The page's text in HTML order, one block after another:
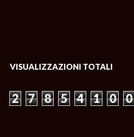
VISUALIZZAZIONI TOTALI
2 7 8 5 4 1 0 0